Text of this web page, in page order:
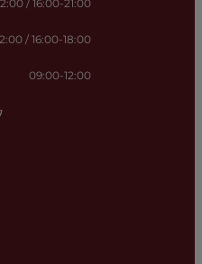
/ 16:00-21:00
/ 16:00-18:00
09:00-12:00